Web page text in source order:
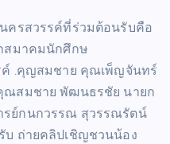
ครสวรรค์ที่ร่วมต้อนรับคือ
สมาคมนักศึกษ
ค์ .คุญสมชาย คุณเพ็ญจันทร์
ณสมชาย พัฒนธรชัย นายก
รย์กนกวรรณ สุวรรณรัตน์
ถ่ายคลิปเชิญชวนน้อง